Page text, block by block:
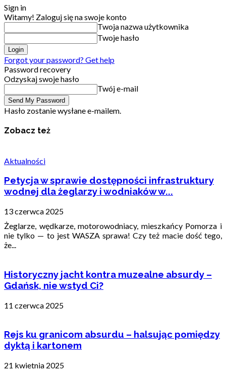
Sign in
Witamy! Zaloguj się na swoje konto
Twoja nazwa użytkownika
Twoje hasło
Forgot your password? Get help
Password recovery
Odzyskaj swoje hasło
Twój e-mail
Hasło zostanie wysłane e-mailem.
Zobacz też
Aktualności
Petycja w sprawie dostępności infrastruktury
wodnej dla żeglarzy i wodniaków w...
13 czerwca 2025
Żeglarze, wędkarze, motorowodniacy, mieszkańcy Pomorza i
nie tylko — to jest WASZA sprawa! Czy też macie dość tego,
że...
Historyczny jacht kontra muzealne absurdy –
Gdańsk, nie wstyd Ci?
11 czerwca 2025
Rejs ku granicom absurdu – halsując pomiędzy
dyktą i kartonem
21 kwietnia 2025